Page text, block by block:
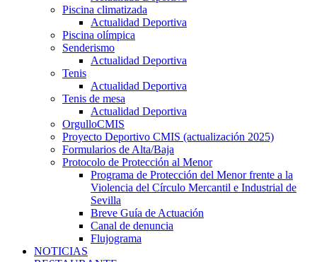
Piscina climatizada
Actualidad Deportiva
Piscina olímpica
Senderismo
Actualidad Deportiva
Tenis
Actualidad Deportiva
Tenis de mesa
Actualidad Deportiva
OrgulloCMIS
Proyecto Deportivo CMIS (actualización 2025)
Formularios de Alta/Baja
Protocolo de Protección al Menor
Programa de Protección del Menor frente a la
Violencia del Círculo Mercantil e Industrial de
Sevilla
Breve Guía de Actuación
Canal de denuncia
Flujograma
NOTICIAS